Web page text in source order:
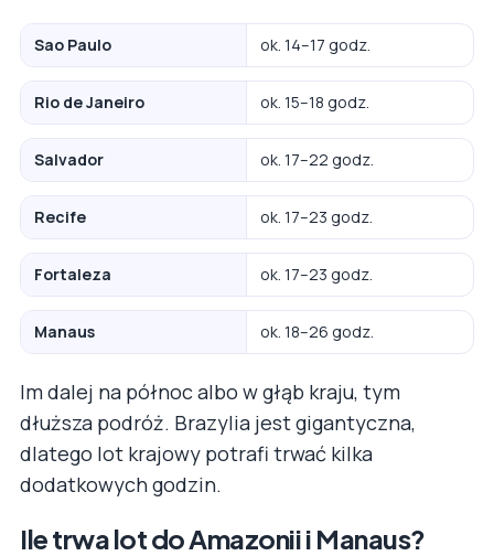
Sao Paulo ok. 14–17 godz.
Rio de Janeiro ok. 15–18 godz.
Salvador ok. 17–22 godz.
Recife ok. 17–23 godz.
Fortaleza ok. 17–23 godz.
Manaus ok. 18–26 godz.
Im dalej na północ albo w głąb kraju, tym
dłuższa podróż. Brazylia jest gigantyczna,
dlatego lot krajowy potrafi trwać kilka
dodatkowych godzin.
Ile trwa lot do Amazonii i Manaus?